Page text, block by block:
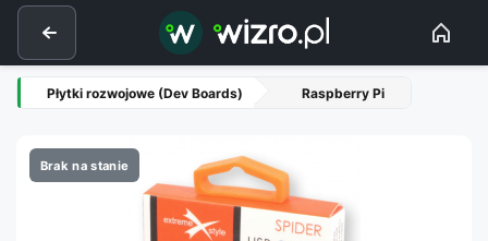
Płytki rozwojowe (Dev Boards) Raspberry Pi
Brak na stanie